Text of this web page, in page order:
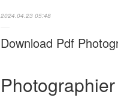
2024.04.23 05:48
Download Pdf